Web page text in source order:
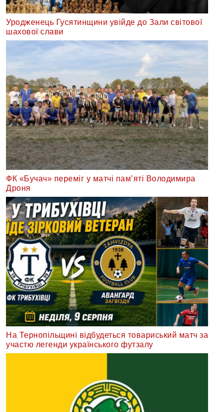
Уродженець Гусятинщини увійде до Зали світової
шахової слави
ФК «Бучач» переміг у матчі пам’яті Володимира
Дроня
На Тернопільщині відбудеться товариський матч за
участю легенди українського футзалу